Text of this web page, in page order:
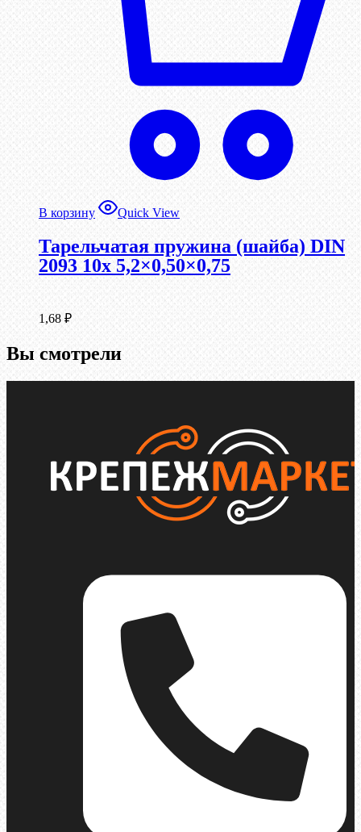
В корзину Quick View
Тарельчатая пружина (шайба) DIN
2093 10x 5,2×0,50×0,75
1,68 ₽
Вы смотрели